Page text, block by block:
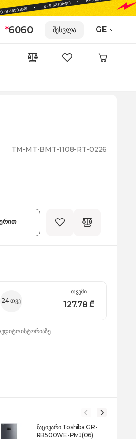
*6060 შესვლა GE
TM-MT-BMT-1108-RT-0226
24 თვე
თვეში
127.78₾
ისტორიაზე
მაცივარი Toshiba GR-
RB500WE-PMJ(06)